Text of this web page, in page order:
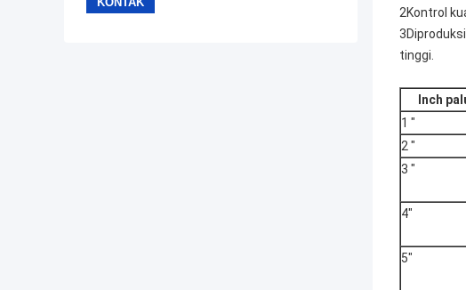
2Kontrol
tinggi.
Inch
1 "
2 "
3 "
4"
5"